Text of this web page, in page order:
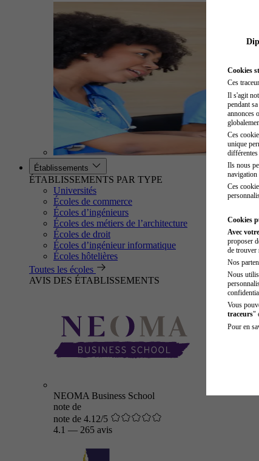
Établissements
ÉTABLISSEMENTS PAR TYPE
Universités
Écoles de commerce
Écoles d’ingénieurs
Écoles des métiers de l’architecture
Écoles de droit
Écoles d’ingénieur informatique
Écoles hôtelières
Toutes les écoles
AVIS DES ÉTABLISSEMENTS
NEOMA Business School
note de
note de 4.12/5
4.1 — 265 avis
Cookies
Ces
Il s'agit
pendant
annonces
Ces
unique
différentes
Ils nous
navigation
Ces
Cookies
Avec
proposer
de trouver
Nos
Nous
Vous
traceurs"
Pour en